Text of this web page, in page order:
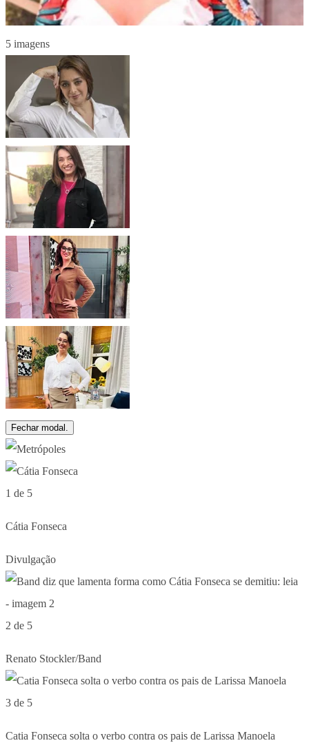
5 imagens
Fechar modal.
1 de 5
Cátia Fonseca
Divulgação
2 de 5
Renato Stockler/Band
3 de 5
Catia Fonseca solta o verbo contra os pais de Larissa Manoela